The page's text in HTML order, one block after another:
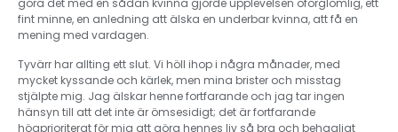
göra det med en sådan kvinna gjorde upplevelsen oförglömlig, ett
fint minne, en anledning att älska en underbar kvinna, att få en
mening med vardagen.
Tyvärr har allting ett slut. Vi höll ihop i några månader, med
mycket kyssande och kärlek, men mina brister och misstag
stjälpte mig. Jag älskar henne fortfarande och jag tar ingen
hänsyn till att det inte är ömsesidigt; det är fortfarande
högprioriterat för mig att göra hennes liv så bra och behagligt